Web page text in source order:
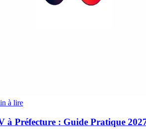
à lire
à Préfecture : Guide Pratique